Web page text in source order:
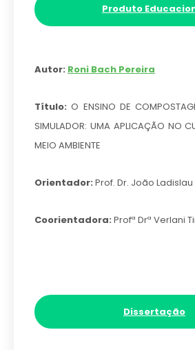
Produto
Autor: Roni Bach Pereira
Título:O ENSINO DE
SIMULADOR: UMA APLICAÇÃO NO
MEIO AMBIENTE
Orientador: Prof. Dr. João
Coorientadora: Profª Drª Verlani
Dissertação